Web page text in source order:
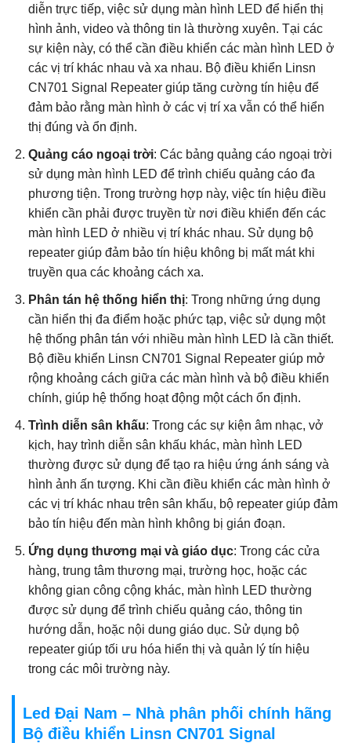
diễn trực tiếp, việc sử dụng màn hình LED để hiển thị
hình ảnh, video và thông tin là thường xuyên. Tại các
sự kiện này, có thể cần điều khiển các màn hình LED ở
các vị trí khác nhau và xa nhau. Bộ điều khiển Linsn
CN701 Signal Repeater giúp tăng cường tín hiệu để
đảm bảo rằng màn hình ở các vị trí xa vẫn có thể hiển
thị đúng và ổn định.
Quảng cáo ngoại trời: Các bảng quảng cáo ngoại trời
sử dụng màn hình LED để trình chiếu quảng cáo đa
phương tiện. Trong trường hợp này, việc tín hiệu điều
khiển cần phải được truyền từ nơi điều khiển đến các
màn hình LED ở nhiều vị trí khác nhau. Sử dụng bộ
repeater giúp đảm bảo tín hiệu không bị mất mát khi
truyền qua các khoảng cách xa.
Phân tán hệ thống hiển thị: Trong những ứng dụng
cần hiển thị đa điểm hoặc phức tạp, việc sử dụng một
hệ thống phân tán với nhiều màn hình LED là cần thiết.
Bộ điều khiển Linsn CN701 Signal Repeater giúp mở
rộng khoảng cách giữa các màn hình và bộ điều khiển
chính, giúp hệ thống hoạt động một cách ổn định.
Trình diễn sân khấu: Trong các sự kiện âm nhạc, vở
kịch, hay trình diễn sân khấu khác, màn hình LED
thường được sử dụng để tạo ra hiệu ứng ánh sáng và
hình ảnh ấn tượng. Khi cần điều khiển các màn hình ở
các vị trí khác nhau trên sân khấu, bộ repeater giúp đảm
bảo tín hiệu đến màn hình không bị gián đoạn.
Ứng dụng thương mại và giáo dục: Trong các cửa
hàng, trung tâm thương mại, trường học, hoặc các
không gian công cộng khác, màn hình LED thường
được sử dụng để trình chiếu quảng cáo, thông tin
hướng dẫn, hoặc nội dung giáo dục. Sử dụng bộ
repeater giúp tối ưu hóa hiển thị và quản lý tín hiệu
trong các môi trường này.
Led Đại Nam – Nhà phân phối chính hãng
Bộ điều khiển Linsn CN701 Signal